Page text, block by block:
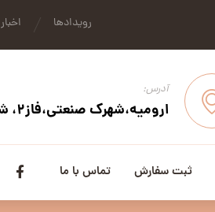
اخبار رویدادها
آدرس:
ارومیه،شهرک صنعتی،فاز2، شماره101
ثبت سفارش تماس با ما